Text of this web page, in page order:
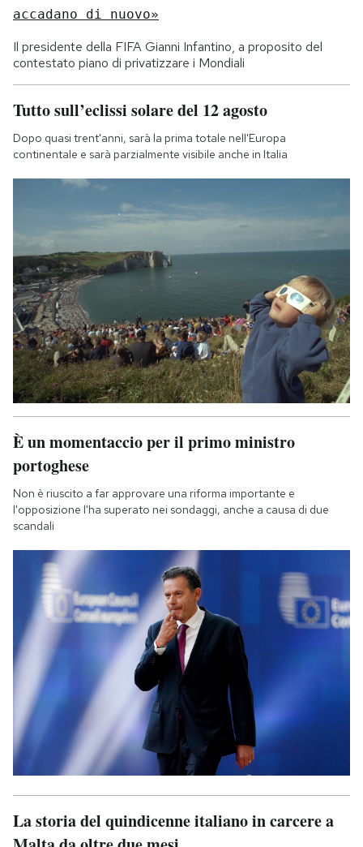
accadano di nuovo»
Il presidente della FIFA Gianni Infantino, a proposito del
contestato piano di privatizzare i Mondiali
Tutto sull’eclissi solare del 12 agosto
Dopo quasi trent'anni, sarà la prima totale nell'Europa
continentale e sarà parzialmente visibile anche in Italia
È un momentaccio per il primo ministro
portoghese
Non è riuscito a far approvare una riforma importante e
l'opposizione l'ha superato nei sondaggi, anche a causa di due
scandali
La storia del quindicenne italiano in carcere a